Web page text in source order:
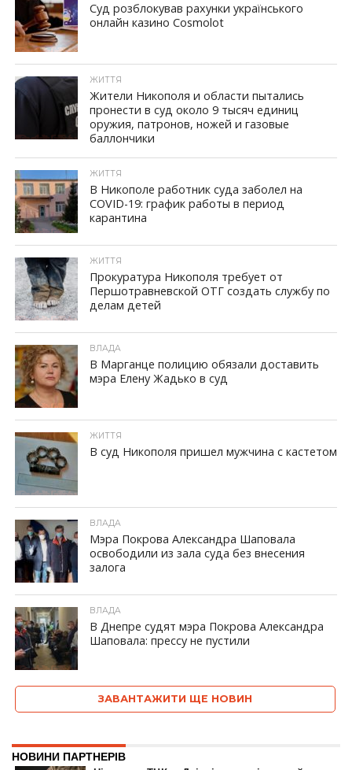
ID, "post_views_count", true); if ( $post_views >= 1) { ?>
Суд розблокував рахунки українського
онлайн казино Cosmolot
ID, "post_views_count", true); if ( $post_views >= 1) { ?>
ЖИТТЯ
Жители Никополя и области пытались
пронести в суд около 9 тысяч единиц
оружия, патронов, ножей и газовые
баллончики
ID, "post_views_count", true); if ( $post_views >= 1) { ?>
ЖИТТЯ
В Никополе работник суда заболел на
COVID-19: график работы в период
карантина
ID, "post_views_count", true); if ( $post_views >= 1) { ?>
ЖИТТЯ
Прокуратура Никополя требует от
Першотравневской ОТГ создать службу по
делам детей
ID, "post_views_count", true); if ( $post_views >= 1) { ?>
ВЛАДА
В Марганце полицию обязали доставить
мэра Елену Жадько в суд
ID, "post_views_count", true); if ( $post_views >= 1) { ?>
ЖИТТЯ
В суд Никополя пришел мужчина с кастетом
ID, "post_views_count", true); if ( $post_views >= 1) { ?>
ВЛАДА
Мэра Покрова Александра Шаповала
освободили из зала суда без внесения
залога
ID, "post_views_count", true); if ( $post_views >= 1) { ?>
ВЛАДА
В Днепре судят мэра Покрова Александра
Шаповала: прессу не пустили
ЗАВАНТАЖИТИ ЩЕ НОВИН